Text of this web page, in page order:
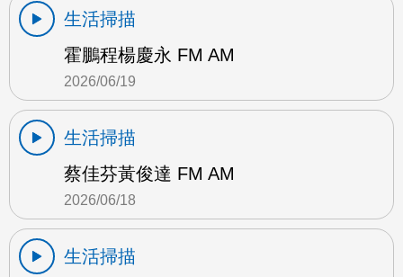
生活掃描
霍鵬程楊慶永 FM AM
2026/06/19
生活掃描
蔡佳芬黃俊達 FM AM
2026/06/18
生活掃描